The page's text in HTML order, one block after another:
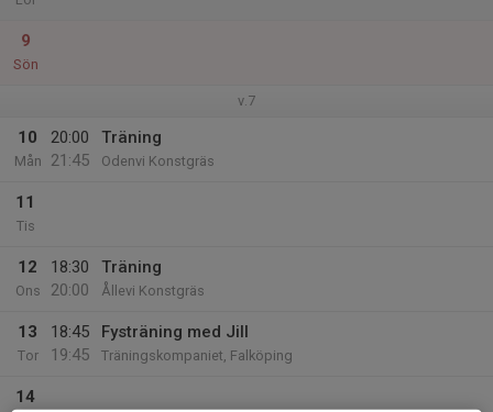
9
Sön
v.7
10
Mån
20:00
21:45
Träning
Odenvi Konstgräs
11
Tis
12
Ons
18:30
20:00
Träning
Ållevi Konstgräs
13
Tor
18:45
19:45
Fysträning med Jill
Träningskompaniet, Falköping
14